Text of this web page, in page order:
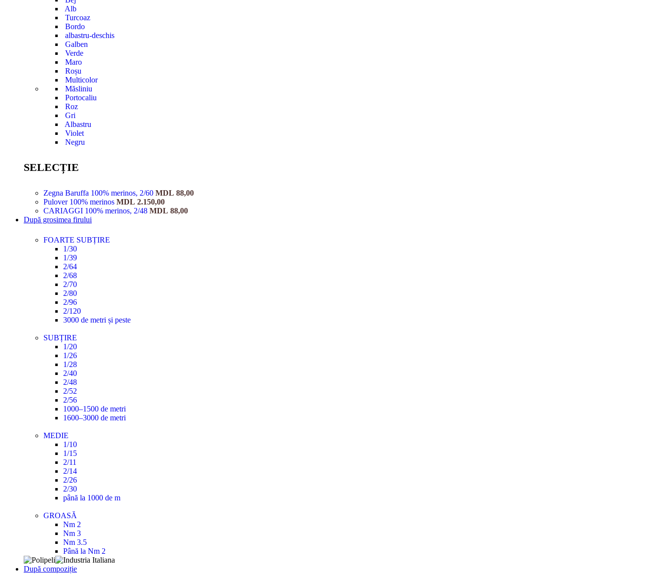
Alb
Turcoaz
Bordo
albastru-deschis
Galben
Verde
Maro
Roșu
Multicolor
Măsliniu
Portocaliu
Roz
Gri
Albastru
Violet
Negru
SELECȚIE
Zegna Baruffa 100% merinos, 2/60 MDL 88,00
Pulover 100% merinos MDL 2.150,00
CARIAGGI 100% merinos, 2/48 MDL 88,00
După grosimea firului
FOARTE SUBȚIRE
1/30
1/39
2/64
2/68
2/70
2/80
2/96
2/120
3000 de metri și peste
SUBȚIRE
1/20
1/26
1/28
2/40
2/48
2/52
2/56
1000–1500 de metri
1600–3000 de metri
MEDIE
1/10
1/15
2/11
2/14
2/26
2/30
până la 1000 de m
GROASĂ
Nm 2
Nm 3
Nm 3.5
Până la Nm 2
După compoziție